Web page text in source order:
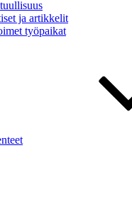
ja artikkelit
työpaikat